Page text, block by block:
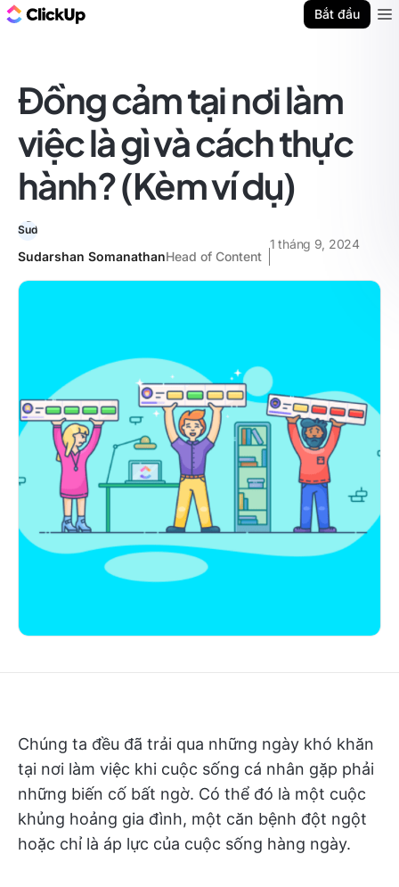
Bắt đầu
Đồng cảm tại nơi làm
việc là gì và cách thực
hành? (Kèm ví dụ)
Sudarshan SomanathanHead of Content
1 tháng 9, 2024
Chúng ta đều đã trải qua những ngày khó khăn
tại nơi làm việc khi cuộc sống cá nhân gặp phải
những biến cố bất ngờ. Có thể đó là một cuộc
khủng hoảng gia đình, một căn bệnh đột ngột
hoặc chỉ là áp lực của cuộc sống hàng ngày.